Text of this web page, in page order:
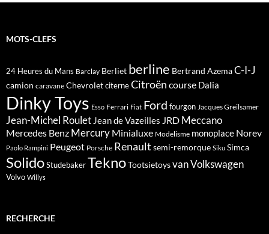
MOTS-CLEFS
24 Heures du Mans Barclay Berliet berline Bertrand AzemaC-I-J
camion caravane ChevroletciterneCitroën course Dalia
Dinky Toys Esso Ferrari Fiat Ford fourgon Jacques Greilsamer
Jean-Michel Roulet Jean de Vazeilles JRD Meccano
Mercedes Benz Mercury Minialuxe Modelisme monoplace Norev
Paolo Rampini Peugeot Porsche Renault semi-remorque Siku Simca
SolidoStudebakerTeknoTootsietoysvanVolkswagen
Volvo Willys
RECHERCHE